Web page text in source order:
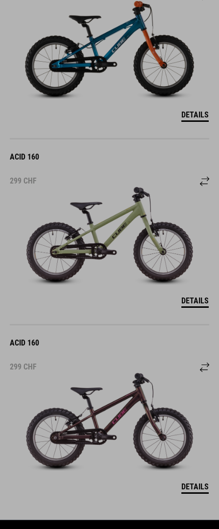
DETAILS
ACID 160
299 CHF
DETAILS
ACID 160
299 CHF
DETAILS